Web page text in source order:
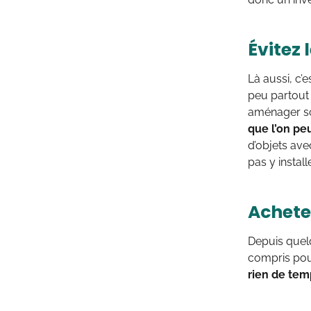
Évitez
Là aussi,
peu partout
aménager
que l’on
d’objets
pas y
Depuis
compris
rien de